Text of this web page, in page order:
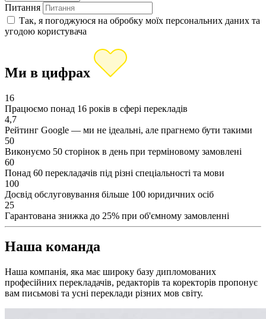
Питання
Так, я погоджуюся на обробку моїх персональних даних та
угодою користувача
Ми в цифрах
16
Працюємо понад 16 років в сфері перекладів
4,7
Рейтинг Google — ми не ідеальні, але прагнемо бути такими
50
Виконуємо 50 сторінок в день при терміновому замовлені
60
Понад 60 перекладачів під різні спеціальності та мови
100
Досвід обслуговування більше 100 юридичних осіб
25
Гарантована знижка до 25% при об'ємному замовленні
Наша команда
Наша компанія, яка має широку базу дипломованих
професійних перекладачів, редакторів та коректорів пропонує
вам письмові та усні переклади різних мов світу.